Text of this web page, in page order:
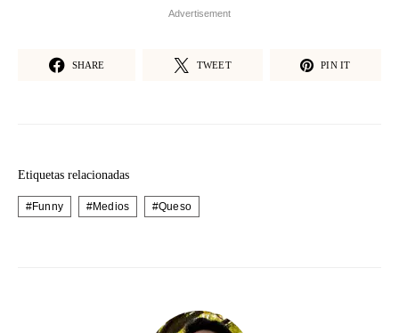
Advertisement
SHARE TWEET PIN IT
Etiquetas relacionadas
Funny Medios Queso